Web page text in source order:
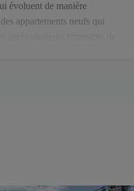
évoluent de manière
appartements neufs qui